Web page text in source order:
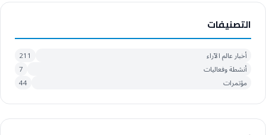
التصنيفات
أخبار عالم الآراء
211
أنشطة وفعاليات
7
مؤتمرات
44